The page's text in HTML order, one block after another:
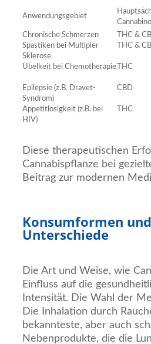
Anwendungsgebiet
Chronische Schmerzen THC &
Spastiken bei Multipler
Sklerose
THC &
Übelkeit bei Chemotherapie THC
Epilepsie (z.B. Dravet-
Syndrom)
CBD
Appetitlosigkeit (z.B. bei
HIV)
THC
Diese therapeutischen
Cannabispflanze bei
Beitrag zur modernen
Konsumformen
Unterschiede
Die Art und Weise, wie
Einfluss auf die
Intensität. Die Wahl der
Die Inhalation durch
bekannteste, aber auch
Nebenprodukte, die die